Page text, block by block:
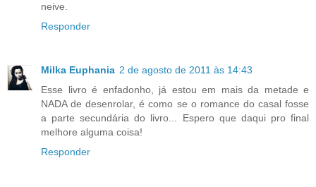
neive.
Responder
Milka Euphania 2 de agosto de 2011 às 14:43
Esse livro é enfadonho, já estou em mais da metade e
NADA de desenrolar, é como se o romance do casal fosse
a parte secundária do livro... Espero que daqui pro final
melhore alguma coisa!
Responder